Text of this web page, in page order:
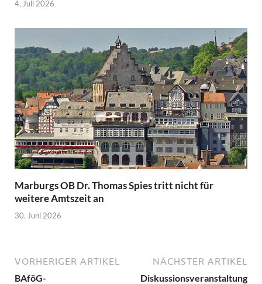
4. Juli 2026
Marburgs OB Dr. Thomas Spies tritt nicht für
weitere Amtszeit an
30. Juni 2026
VORHERIGER ARTIKEL
BAföG-
NÄCHSTER ARTIKEL
Diskussionsveranstaltung